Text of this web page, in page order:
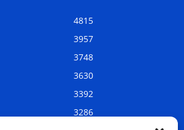
4815
3957
3748
3630
3392
3286